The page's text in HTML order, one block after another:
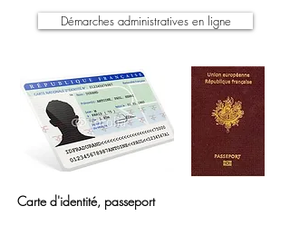
Démarches administratives en ligne
Carte d'identité, passeport